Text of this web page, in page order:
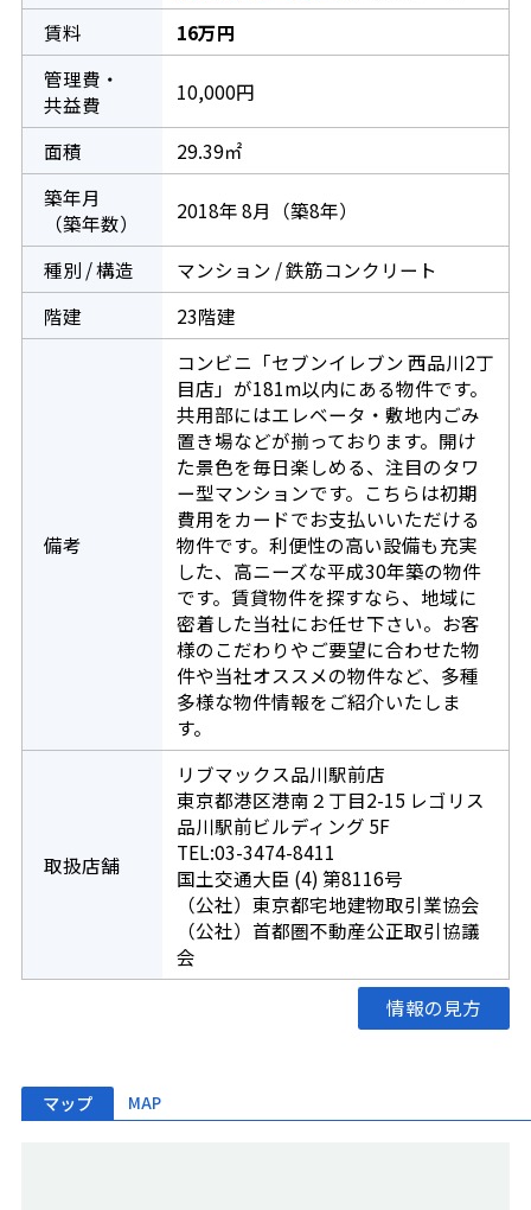
賃料
16万円
管理費・
共益費
10,000円
面積
29.39㎡
築年月
（築年数）
2018年 8月（築8年）
種別 / 構造
マンション / 鉄筋コンクリート
階建
23階建
備考
コンビニ「セブンイレブン 西品川2丁
目店」が181m以内にある物件です。
共用部にはエレベータ・敷地内ごみ
置き場などが揃っております。開け
た景色を毎日楽しめる、注目のタワ
ー型マンションです。こちらは初期
費用をカードでお支払いいただける
物件です。利便性の高い設備も充実
した、高ニーズな平成30年築の物件
です。賃貸物件を探すなら、地域に
密着した当社にお任せ下さい。お客
様のこだわりやご要望に合わせた物
件や当社オススメの物件など、多種
多様な物件情報をご紹介いたしま
す。
取扱店舗
リブマックス品川駅前店
東京都港区港南２丁目2-15 レゴリス
品川駅前ビルディング 5F
TEL:03-3474-8411
国土交通大臣 (4) 第8116号
（公社）東京都宅地建物取引業協会
（公社）首都圏不動産公正取引協議
会
情報の見方
マップ MAP